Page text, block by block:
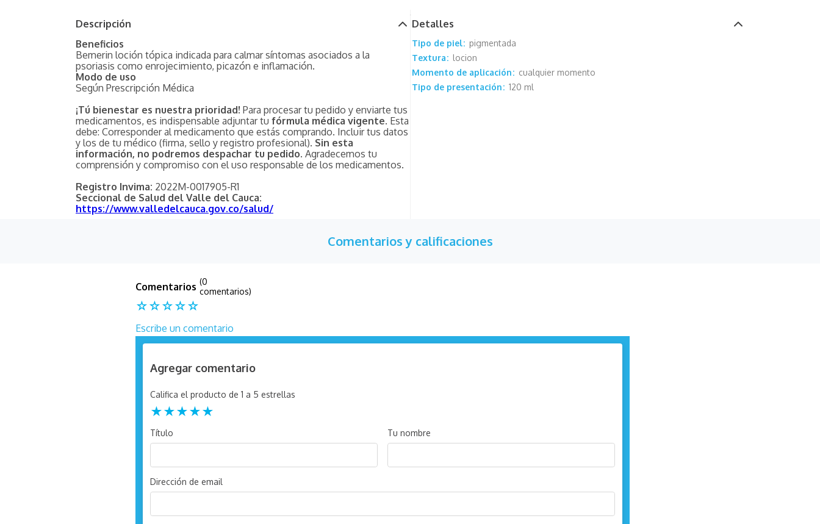
Descripción
Beneficios
Bemerin loción tópica indicada para calmar síntomas asociados a la
psoriasis como enrojecimiento, picazón e inflamación.
Modo de uso
Según Prescripción Médica
¡Tú bienestar es nuestra prioridad! Para procesar tu pedido y enviarte tus
medicamentos, es indispensable adjuntar tu fórmula médica vigente. Esta
debe: Corresponder al medicamento que estás comprando. Incluir tus datos
y los de tu médico (firma, sello y registro profesional). Sin esta
información, no podremos despachar tu pedido. Agradecemos tu
comprensión y compromiso con el uso responsable de los medicamentos.
Registro Invima: 2022M-0017905-R1
Seccional de Salud del Valle del Cauca:
https://www.valledelcauca.gov.co/salud/
Detalles
Tipo de piel
pigmentada
Textura
locion
Momento de aplicación
cualquier momento
Tipo de presentación
120 ml
Comentarios y calificaciones
☆☆☆☆☆
(0
comentarios)
Escribe un comentario
Agregar comentario
Título
Califica el producto de 1 a 5 estrellas
★★★★★
Tu nombre
Dirección de email